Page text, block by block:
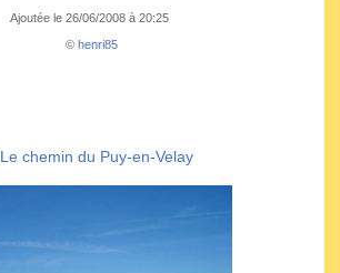
Ajoutée le 26/06/2008 à 20:25
© henri85
Le chemin du Puy-en-Velay